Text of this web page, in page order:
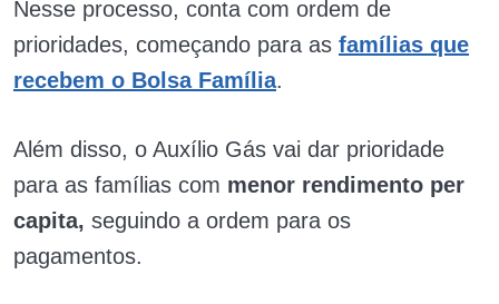
Nesse processo, conta com ordem de
prioridades, começando para as famílias que
recebem o Bolsa Família.
Além disso, o Auxílio Gás vai dar prioridade
para as famílias com menor rendimento per
capita, seguindo a ordem para os
pagamentos.